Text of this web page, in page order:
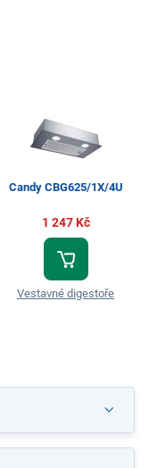
Candy CBG625/1X/4U
1 247 Kč
Vestavné digestoře